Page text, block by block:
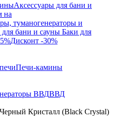
Аксессуары для бани и
на
туманогенераторы и
для бани и сауны Баки для
Дисконт -30%
Печи-камины
ВВДВВД
Кристалл (Black Crystal)